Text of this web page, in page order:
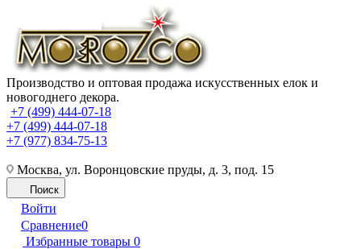
Производство и оптовая продажа искусственных елок и
новогоднего декора.
+7 (499) 444-07-18
+7 (499) 444-07-18
+7 (977) 834-75-13
Москва, ул. Воронцовские пруды, д. 3, под. 15
Поиск
Войти
Сравнение0
Избранные товары 0